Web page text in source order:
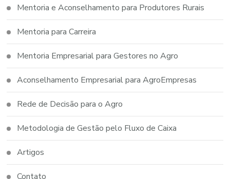
Mentoria e Aconselhamento para Produtores Rurais
Mentoria para Carreira
Mentoria Empresarial para Gestores no Agro
Aconselhamento Empresarial para AgroEmpresas
Rede de Decisão para o Agro
Metodologia de Gestão pelo Fluxo de Caixa
Artigos
Contato